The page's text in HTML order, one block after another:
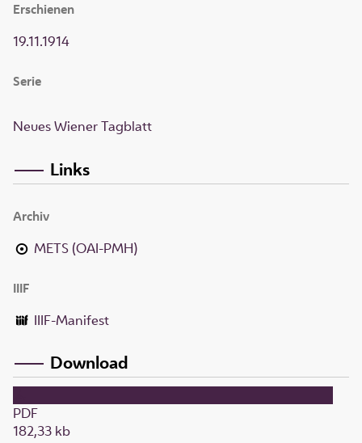
Erschienen
19.11.1914
Serie
Neues Wiener Tagblatt
Links
Archiv
METS (OAI-PMH)
IIIF
IIIF-Manifest
Download
PDF
182,33 kb